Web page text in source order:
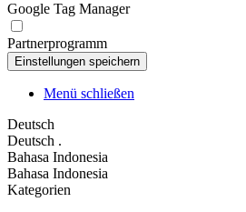
Google Tag Manager
Partnerprogramm
Menü schließen
Deutsch
Deutsch .
Bahasa Indonesia
Bahasa Indonesia
Kategorien